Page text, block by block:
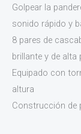
Golpear la
sonido rápido y
8 pares de
brillante y de alta
Equipado con
altura
Construcción de